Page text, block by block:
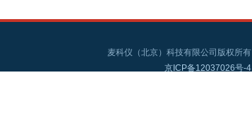
麦科仪（北京）科技有限公司版权所有
京ICP备12037026号-4